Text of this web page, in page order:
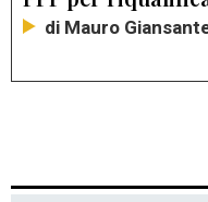
di Mauro